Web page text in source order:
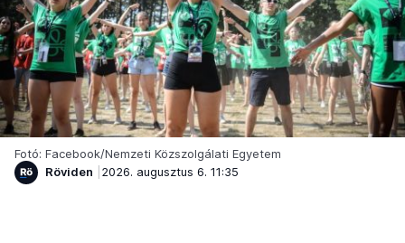
Fotó: Facebook/Nemzeti Közszolgálati Egyetem
Röviden
2026. augusztus 6. 11:35